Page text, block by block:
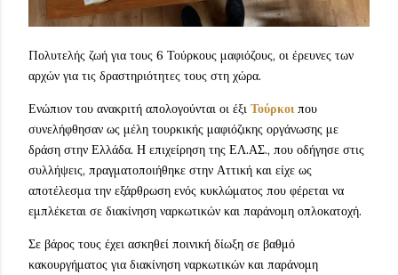
Πολυτελής ζωή για τους 6 Τούρκους μαφιόζους, οι έρευνες των
αρχών για τις δραστηριότητες τους στη χώρα.
Ενώπιον του ανακριτή απολογούνται οι έξι Τούρκοιπου
συνελήφθησαν ως μέλη τουρκικής μαφιόζικης οργάνωσης με
δράση στην Ελλάδα. Η επιχείρηση της ΕΛ.ΑΣ., που οδήγησε στις
συλλήψεις, πραγματοποιήθηκε στην Αττική και είχε ως
αποτέλεσμα την εξάρθρωση ενός κυκλώματος που φέρεται να
εμπλέκεται σε διακίνηση ναρκωτικών και παράνομη οπλοκατοχή.
Σε βάρος τους έχει ασκηθεί ποινική δίωξη σε βαθμό
κακουργήματος για διακίνηση ναρκωτικών και παράνομη